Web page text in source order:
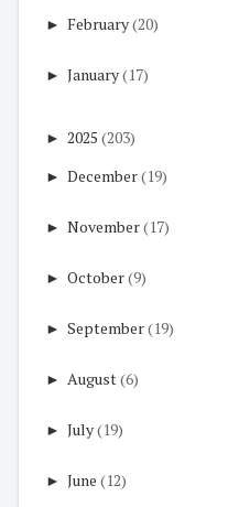
► February(20)
► January(17)
► 2025 (203)
► December(19)
► November(17)
► October(9)
► September(19)
► August(6)
► July(19)
► June (12)